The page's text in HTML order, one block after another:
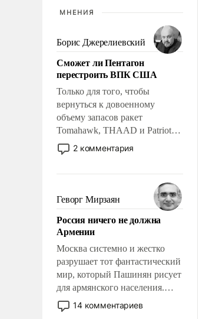
МНЕНИЯ
Борис Джерелиевский
Сможет ли Пентагон
перестроить ВПК США
Только для того, чтобы
вернуться к довоенному
объему запасов ракет
Tomahawk, THAAD и Patriot
США потребуется более трех
лет. Даже небольшая война с
Сложившаяся ситуация
означает многолетний период
уязвимости США, например,
перед Китаем.
2 комментария
Геворг Мирзаян
Россия ничего не должна
Армении
Москва системно и жестко
разрушает тот фантастический
мир, который Пашинян рисует
для армянского населения.
Мир, где политические
прожекты будут безусловно
14 комментариев